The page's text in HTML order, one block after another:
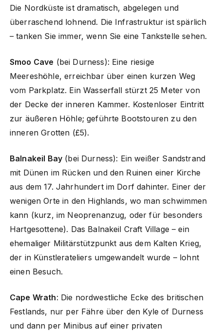
Die Nordküste ist dramatisch, abgelegen und
überraschend lohnend. Die Infrastruktur ist spärlich
– tanken Sie immer, wenn Sie eine Tankstelle sehen.
Smoo Cave (bei Durness): Eine riesige
Meereshöhle, erreichbar über einen kurzen Weg
vom Parkplatz. Ein Wasserfall stürzt 25 Meter von
der Decke der inneren Kammer. Kostenloser Eintritt
zur äußeren Höhle; geführte Bootstouren zu den
inneren Grotten (£5).
Balnakeil Bay (bei Durness): Ein weißer Sandstrand
mit Dünen im Rücken und den Ruinen einer Kirche
aus dem 17. Jahrhundert im Dorf dahinter. Einer der
wenigen Orte in den Highlands, wo man schwimmen
kann (kurz, im Neoprenanzug, oder für besonders
Hartgesottene). Das Balnakeil Craft Village – ein
ehemaliger Militärstützpunkt aus dem Kalten Krieg,
der in Künstlerateliers umgewandelt wurde – lohnt
einen Besuch.
Cape Wrath: Die nordwestliche Ecke des britischen
Festlands, nur per Fähre über den Kyle of Durness
und dann per Minibus auf einer privaten